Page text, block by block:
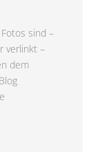
sind –
verlinkt –
dem